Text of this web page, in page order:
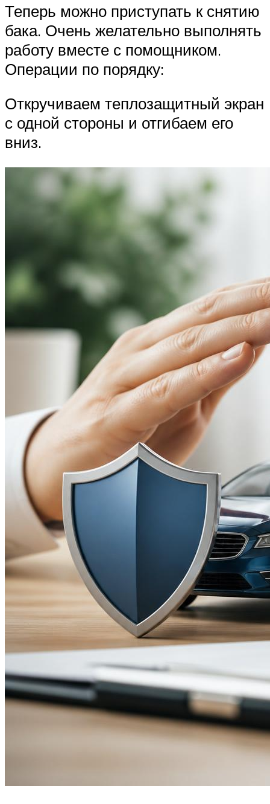
Теперь можно приступать к снятию
бака. Очень желательно выполнять
работу вместе с помощником.
Операции по порядку:
Откручиваем теплозащитный экран
с одной стороны и отгибаем его
вниз.